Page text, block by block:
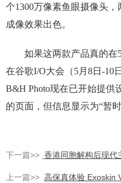
个1300万像素鱼眼摄像头，
成像效果出色。
如果这两款产品真的在5
在谷歌I/O大会（5月8日-10
B&H Photo现在已开始提供
的页面，但信息显示为“暂时
下一篇>> 香港同胞解构后现代
上一篇>> 高保真体验 Exoskin